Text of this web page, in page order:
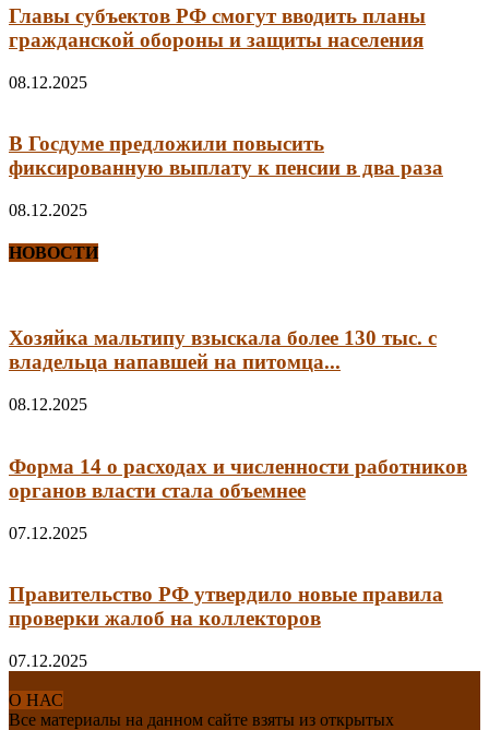
Главы субъектов РФ смогут вводить планы
гражданской обороны и защиты населения
08.12.2025
В Госдуме предложили повысить
фиксированную выплату к пенсии в два раза
08.12.2025
НОВОСТИ
Хозяйка мальтипу взыскала более 130 тыс. с
владельца напавшей на питомца...
08.12.2025
Форма 14 о расходах и численности работников
органов власти стала объемнее
07.12.2025
Правительство РФ утвердило новые правила
проверки жалоб на коллекторов
07.12.2025
О НАС
Все материалы на данном сайте взяты из открытых